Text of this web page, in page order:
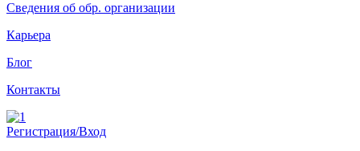
Сведения об обр. организации
Карьера
Блог
Контакты
Регистрация/Вход